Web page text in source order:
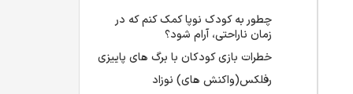
چطور به کودک نوپا کمک کنم که در
زمان ناراحتی، آرام شود؟
خطرات بازی کودکان با برگ های پاییزی
رفلکس(واکنش های) نوزاد